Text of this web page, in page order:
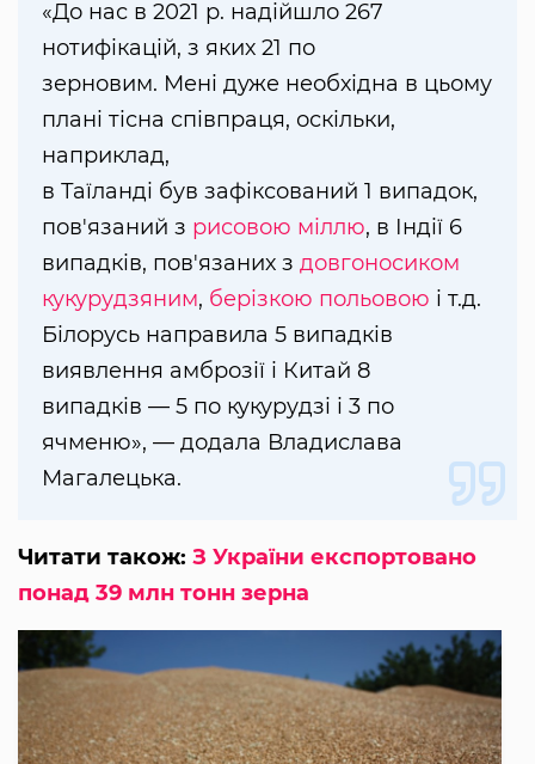
«До нас в 2021 р. надійшло 267
нотифікацій, з яких 21 по
зерновим. Мені дуже необхідна в цьому
плані тісна співпраця, оскільки,
наприклад,
в Таїланді був зафіксований 1 випадок,
пов'язаний з рисовою міллю, в Індії 6
випадків, пов'язаних з довгоносиком
кукурудзяним, берізкою польовою і т.д.
Білорусь направила 5 випадків
виявлення амброзії і Китай 8
випадків — 5 по кукурудзі і 3 по
ячменю», — додала Владислава
Магалецька.
Читати також: З України експортовано
понад 39 млн тонн зерна